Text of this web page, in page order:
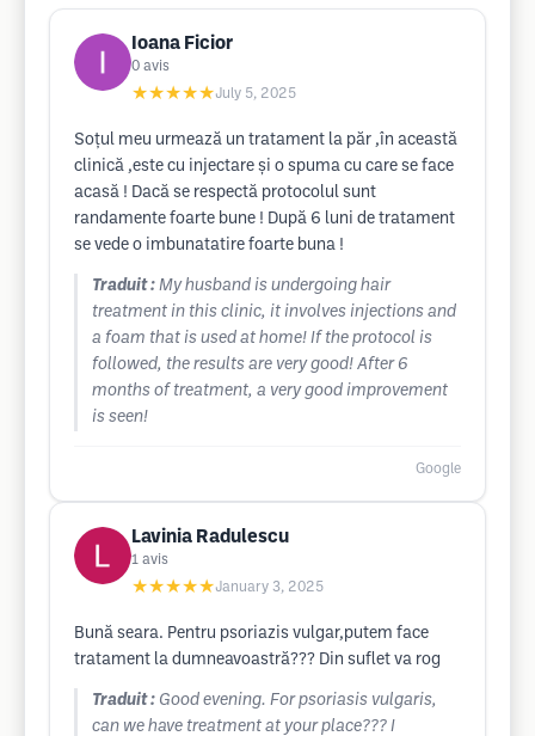
Ioana Ficior
0 avis
★★★★★July 5, 2025
Soțul meu urmează un tratament la păr ,în această
clinică ,este cu injectare și o spuma cu care se face
acasă ! Dacă se respectă protocolul sunt
randamente foarte bune ! După 6 luni de tratament
se vede o imbunatatire foarte buna !
Traduit : My husband is undergoing hair
treatment in this clinic, it involves injections and
a foam that is used at home! If the protocol is
followed, the results are very good! After 6
months of treatment, a very good improvement
is seen!
Google
Lavinia Radulescu
1 avis
★★★★★January 3, 2025
Bună seara. Pentru psoriazis vulgar,putem face
tratament la dumneavoastră??? Din suflet va rog
Traduit : Good evening. For psoriasis vulgaris,
can we have treatment at your place??? I